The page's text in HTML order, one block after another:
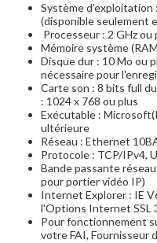
Système d'exploitation
(disponible seulement
Processeur : 2 GHz ou
Mémoire système
Disque dur : 10 Mo ou
nécessaire pour
Carte son : 8 bits full
: 1024 x 768 ou plus
Exécutable :
ultérieure
Réseau : Ethernet
Protocole : TCP/IPv4,
Bande passante
pour portier vidéo IP)
Internet Explorer : IE
l'Options Internet SSL
Pour fonctionnement
votre FAI, Fournisseur